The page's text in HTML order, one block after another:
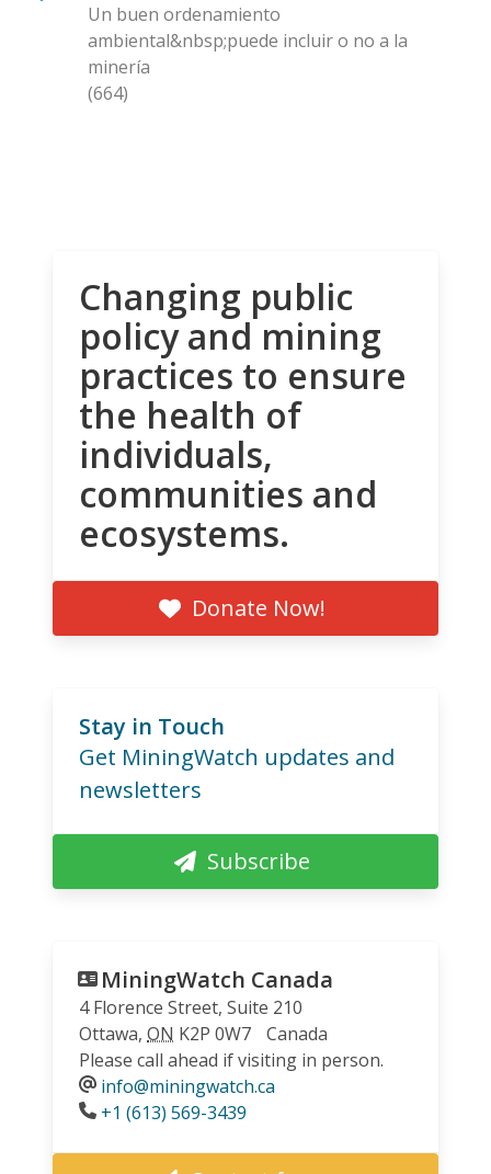
Un buen ordenamiento
ambiental&nbsp;puede incluir o no a la
minería
(664)
Changing public
policy and mining
practices to ensure
the health of
individuals,
communities and
ecosystems.
Donate Now!
Stay in Touch
Get MiningWatch updates and
newsletters
Subscribe
MiningWatch Canada
4 Florence Street, Suite 210
Ottawa, ON K2P 0W7
Canada
Please call ahead if visiting in person.
info@miningwatch.ca
Phone
+1 (613) 569-3439